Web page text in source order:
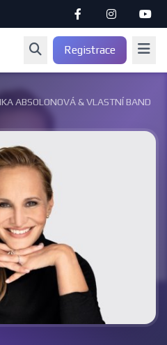
Registrace
ABSOLONOVÁ & VLASTNÍ BAND